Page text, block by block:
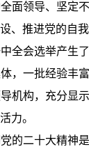
面领导、坚定
、推进党的自
会选举产生了
，一批经验丰
机构，充分显
力。
二十大精神是